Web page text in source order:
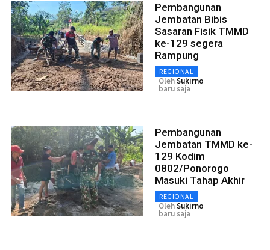
Pembangunan
Jembatan Bibis
Sasaran Fisik TMMD
ke-129 segera
Rampung
REGIONAL
OlehSukirno
baru saja
Pembangunan
Jembatan TMMD ke-
129 Kodim
0802/Ponorogo
Masuki Tahap Akhir
REGIONAL
OlehSukirno
baru saja